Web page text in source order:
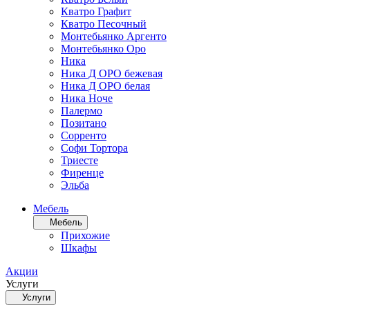
Кватро Графит
Кватро Песочный
Монтебьянко Аргенто
Монтебьянко Оро
Ника
Ника Д ОРО бежевая
Ника Д ОРО белая
Ника Ноче
Палермо
Позитано
Сорренто
Софи Тортора
Триесте
Фиренце
Эльба
Мебель
Мебель
Прихожие
Шкафы
Акции
Услуги
Услуги